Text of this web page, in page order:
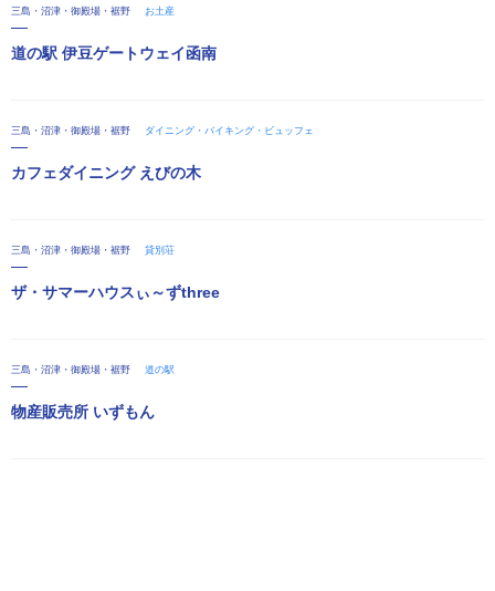
三島・沼津・御殿場・裾野 お土産
道の駅 伊豆ゲートウェイ函南
三島・沼津・御殿場・裾野 ダイニング・バイキング・ビュッフェ
カフェダイニング えびの木
三島・沼津・御殿場・裾野 貸別荘
ザ・サマーハウスぃ～ずthree
三島・沼津・御殿場・裾野 道の駅
物産販売所 いずもん